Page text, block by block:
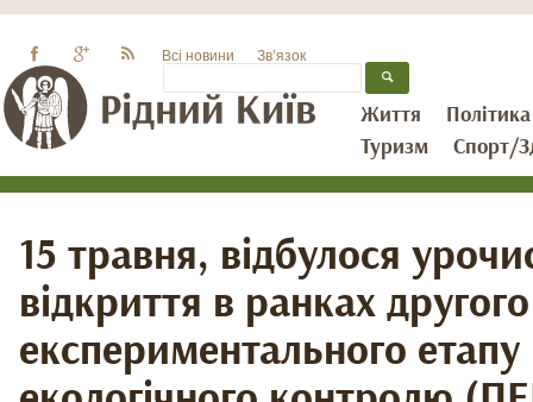
Життя
Політика
Туризм
Спорт/
Всі новини Зв’язок
15 травня, відбулося
відкриття в ранках другого
експериментального